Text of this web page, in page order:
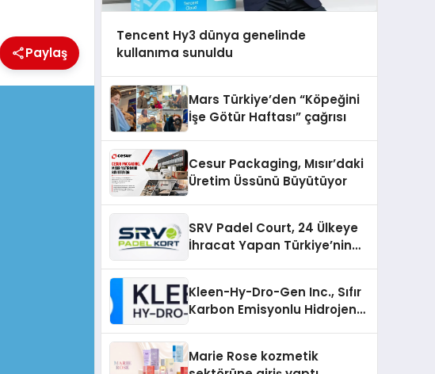
Paylaş
Tencent Hy3 dünya genelinde
kullanıma sunuldu
Mars Türkiye’den “Köpeğini
İşe Götür Haftası” çağrısı
Cesur Packaging, Mısır’daki
Üretim Üssünü Büyütüyor
SRV Padel Court, 24 Ülkeye
İhracat Yapan Türkiye’nin
Kleen-Hy-Dro-Gen Inc., Sıfır
Karbon Emisyonlu Hidrojen
Aldı
Marie Rose kozmetik